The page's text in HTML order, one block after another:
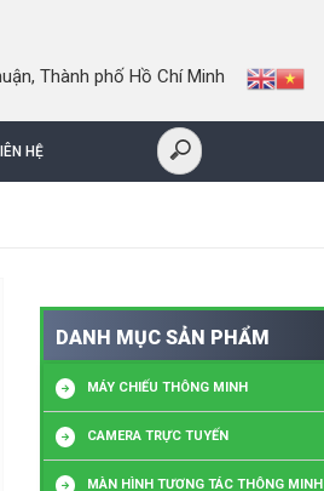
Thành phố Hồ Chí Minh
HỆ
DANH MỤC SẢN PHẨM
MÁY CHIẾU THÔNG MINH
CAMERA TRỰC TUYẾN
MÀN HÌNH TƯƠNG TÁC THÔNG MINH